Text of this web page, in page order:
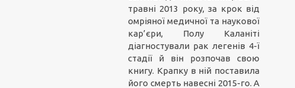
травні 2013 року, за крок від
омріяної медичної та наукової
кар’єри, Полу Каланіті
діагностували рак легенів 4-ї
стадії й він розпочав свою
книгу. Крапку в ній поставила
його смерть навесні 2015-го. А